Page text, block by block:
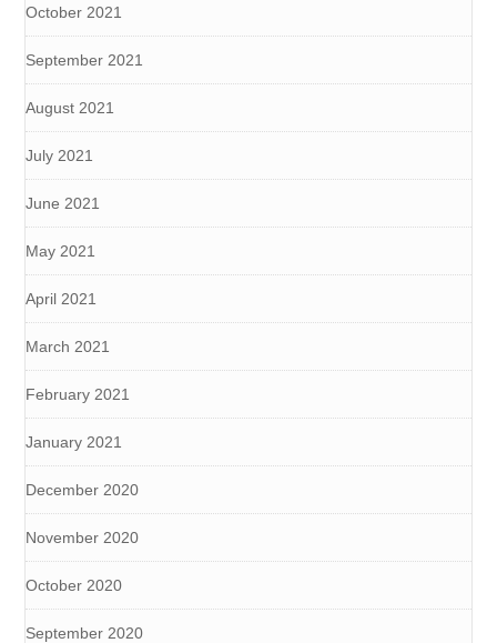
October 2021
September 2021
August 2021
July 2021
June 2021
May 2021
April 2021
March 2021
February 2021
January 2021
December 2020
November 2020
October 2020
September 2020